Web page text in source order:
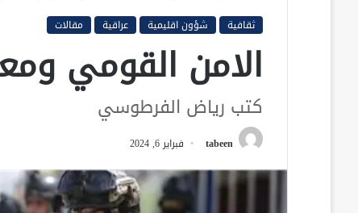
ثقافية شؤون اقليمية عراقية مقالات
الامن القومي
كتب رياض الفرطوسي
tabeen فبراير 6, 2024